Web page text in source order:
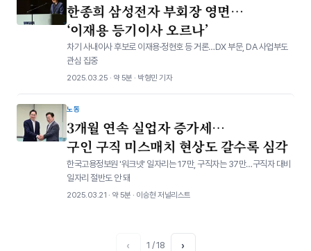
한종희 삼성전자 부회장 영면…
‘이재용 등기이사 오르나’
차기 사내이사 후보로 이재용·정현호 등 거론…DX 부문, DA 사업부도
관심 집중
2025.03.25 · 약 5분 · 박형민 기자
노동
3개월 연속 실업자 증가세…
구인 구직 미스매치 현상도 갈수록 심각
한국고용정보원 '워크넷' 일자리는 17만, 구직자는 37만…구직자 대비
일자리 절반도 안 돼
2025.03.21 · 약 5분 · 이승현 저널리스트
‹ 1 / 18 ›